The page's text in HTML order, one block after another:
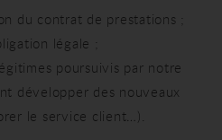
du contrat de prestations ;
légale ;
poursuivis par notre
développer des nouveaux
le service client…).